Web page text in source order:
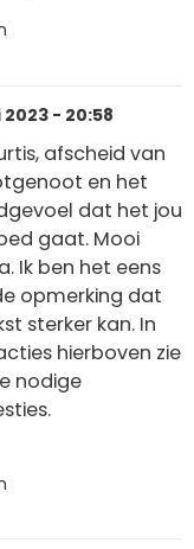
2023 - 20:58
afscheid van
en het
dat het jou
gaat. Mooi
Ik ben het eens
opmerking dat
sterker kan. In
hierboven zie
nodige